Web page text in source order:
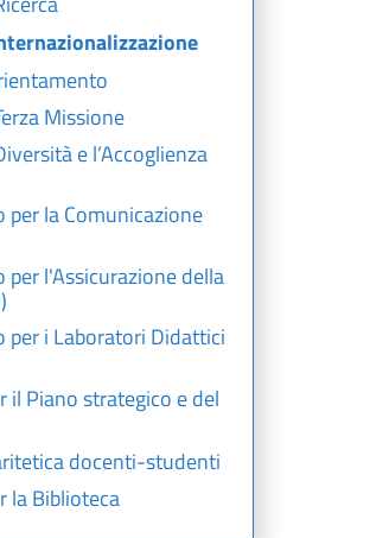
Missione
e l’Accoglienza
per la Comunicazione
per l'Assicurazione della
per i Laboratori Didattici
il Piano strategico e del
docenti-studenti
la Biblioteca